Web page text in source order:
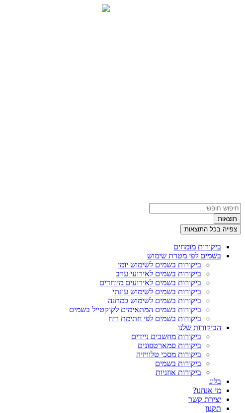
Search
...תוצאות
צפייה בכל התוצאות
ביקורות מומחים
בשמים לפי מטרת שימוש
ביקורות בשמים לשימוש יומי
ביקורות בשמים לאירועי ערב
ביקורות בשמים לאירועים מיוחדים
ביקורות בשמים לשימוש עונתי
ביקורות בשמים לשימוש כמתנה
ביקורות בשמים המתאימים לקוקטייל בשמים
ביקורות בשמים לפי חתימת ריח
הביקורות שלנו
ביקורות מחשבים ניידים
ביקורות סמארטפונים
ביקורות מסכי טלוויזיה
ביקורות בשמים
ביקורות אוזניות
בלוג
מי אנחנו?
יצירת קשר
תקנון